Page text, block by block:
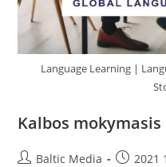
Language Learning |
Kalbos mokymasis
PostBaltic Media
Post2021